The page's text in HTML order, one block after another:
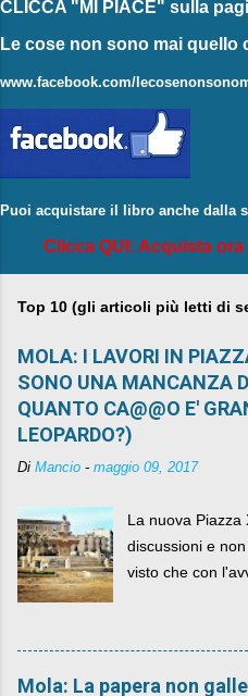
CLICCA "MI PIACE" sulla
Le cose non sono mai quello
www.facebook.com/
Puoi acquistare il libro anche dalla
Clicca QUI: Acquista ora
Top 10 (gli articoli più letti di
MOLA: I LAVORI IN
SONO UNA MANCANZA
QUANTO CA@@O E'
LEOPARDO?)
Di Mancio - maggio 09, 2017
La nuova Piazza
discussioni e
visto che con
sua
Mola: La papera non